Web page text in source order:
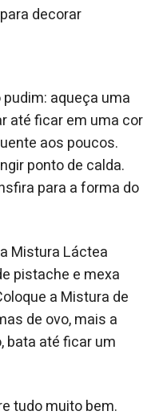
decorar
aqueça uma
até ficar em uma cor
aos poucos.
ponto de calda.
para a forma do
Mistura Láctea
pistache e mexa
a Mistura de
de ovo, mais a
bata até ficar um
tudo muito bem.